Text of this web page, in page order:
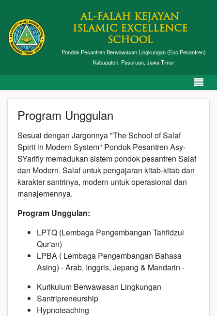
AL-FALAH KEJAYAN
ISLAMIC EXCELLENCE
SCHOOL
Pondok Pesantren Berwawasan Lingkungan (Eco Pesantren)
Kabupaten. Pasuruan, Jawa Timur
Program Unggulan
Sesuai dengan Jargonnya "The School of Salaf
Spirit in Modern System" Pondok Pesantren Asy-
SYarifiy memadukan sistem pondok pesantren Salaf
dan Modern. Salaf untuk pengajaran kitab-kitab dan
karakter santrinya, modern untuk operasional dan
manajemennya.
Program Unggulan:
LPTQ (Lembaga Pengembangan Tahfidzul
Qur'an)
LPBA ( Lembaga Pengembangan Bahasa
Asing) - Arab, Inggris, Jepang & Mandarin -
Kurikulum Berwawasan Lingkungan
Santripreneurship
Hypnoteaching